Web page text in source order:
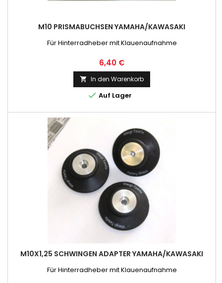
M10 PRISMABUCHSEN YAMAHA/KAWASAKI
Für Hinterradheber mit Klauenaufnahme
Preis
6,40 €
 In den Warenkorb
 Auf Lager
M10X1,25 SCHWINGEN ADAPTER YAMAHA/KAWASAKI
Für Hinterradheber mit Klauenaufnahme